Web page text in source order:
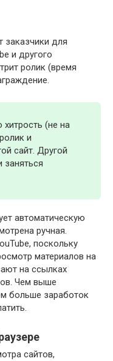
заказчики для
и другого
ролик (время
(не на
и
сайт. Другой
заняться
автоматическую
ручная.
поскольку
материалов на
на ссылках
Чем выше
больше заработок
сайтов,